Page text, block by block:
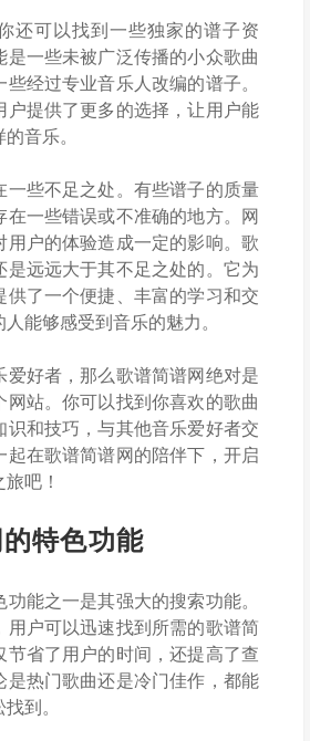
还可以找到一些独家的谱子资
一些未被广泛传播的小众歌曲
经过专业音乐人改编的谱子。
户提供了更多的选择，让用户能
音乐。
一些不足之处。有些谱子的质量
在一些错误或不准确的地方。网
用户的体验造成一定的影响。歌
是远远大于其不足之处的。它为
供了一个便捷、丰富的学习和交
能够感受到音乐的魅力。
爱好者，那么歌谱简谱网绝对是
站。你可以找到你喜欢的歌曲
识和技巧，与其他音乐爱好者交
起在歌谱简谱网的陪伴下，开启
吧！
特色功能
能之一是其强大的搜索功能。
用户可以迅速找到所需的歌谱简
节省了用户的时间，还提高了查
是热门歌曲还是冷门佳作，都能
到。